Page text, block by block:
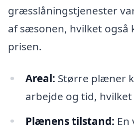
græsslåningstjenester
af sæsonen, hvilket også
prisen.
Areal: Større plæner
arbejde og tid,
Plænens tilstand: